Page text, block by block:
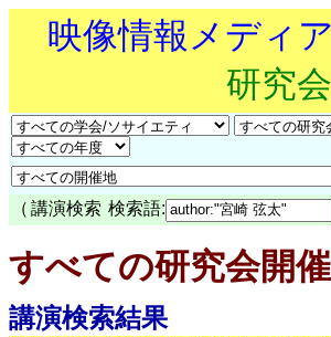
映像情報メディ
研究
（ 講演検索 検索語:
すべての研究会開
講演検索結果